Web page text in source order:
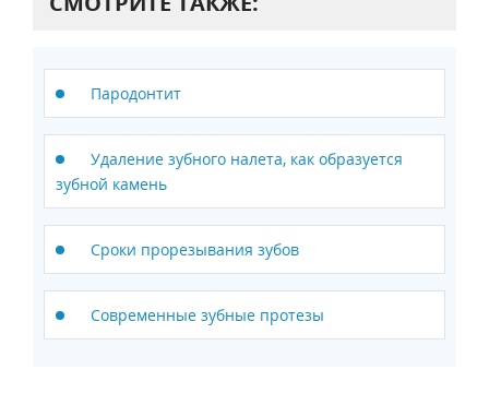
Пародонтит
Удаление зубного налета, как образуется
зубной камень
Сроки прорезывания зубов
Современные зубные протезы